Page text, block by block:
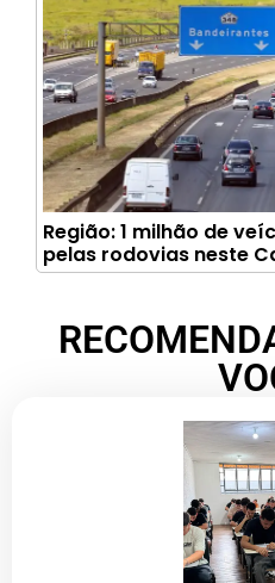
Região: 1 milhão de
pelas rodovias neste